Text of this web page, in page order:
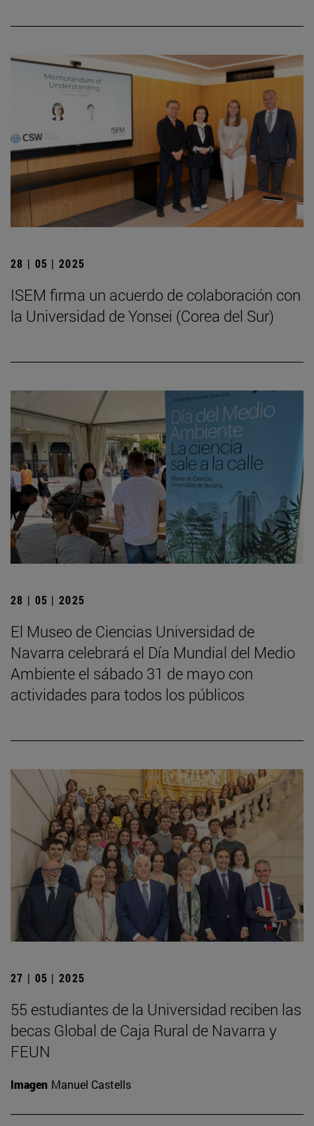
28 | 05 | 2025
ISEM firma un acuerdo de colaboración con
la Universidad de Yonsei (Corea del Sur)
28 | 05 | 2025
El Museo de Ciencias Universidad de
Navarra celebrará el Día Mundial del Medio
Ambiente el sábado 31 de mayo con
actividades para todos los públicos
27 | 05 | 2025
55 estudiantes de la Universidad reciben las
becas Global de Caja Rural de Navarra y
FEUN
Imagen Manuel Castells